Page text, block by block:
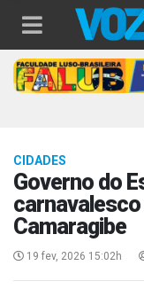
CIDADES
Governo do
Camaragibe
19 fev, 2026 15:02h